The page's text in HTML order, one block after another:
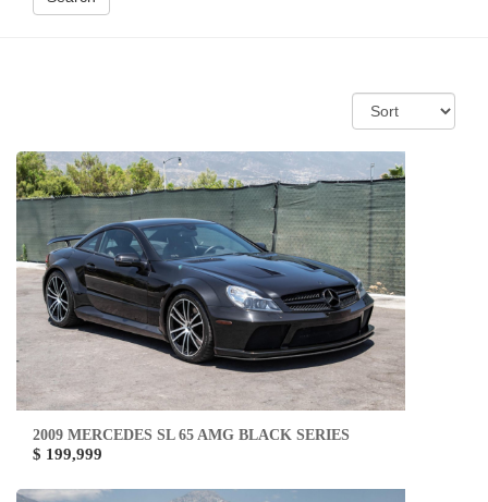
2009 MERCEDES SL 65 AMG BLACK SERIES
$ 199,999